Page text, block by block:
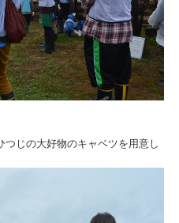
じの大好物のキャベツを用意し